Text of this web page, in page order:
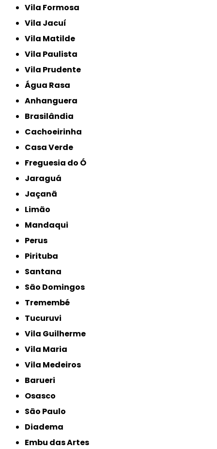
Vila Formosa
Vila Jacuí
Vila Matilde
Vila Paulista
Vila Prudente
Água Rasa
Anhanguera
Brasilândia
Cachoeirinha
Casa Verde
Freguesia do Ó
Jaraguá
Jaçanã
Limão
Mandaqui
Perus
Pirituba
Santana
São Domingos
Tremembé
Tucuruvi
Vila Guilherme
Vila Maria
Vila Medeiros
Barueri
Osasco
São Paulo
Diadema
Embu das Artes